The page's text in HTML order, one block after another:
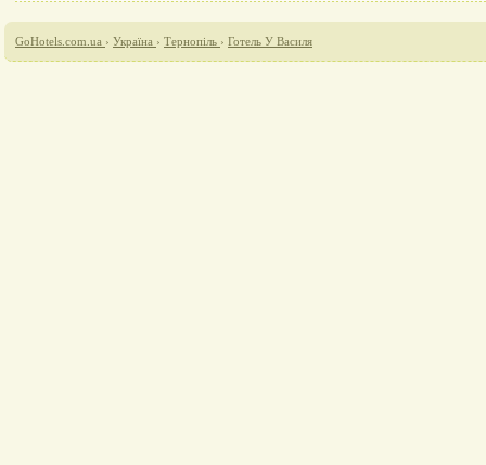
GoHotels.com.ua › Україна › Тернопіль › Готель У Василя